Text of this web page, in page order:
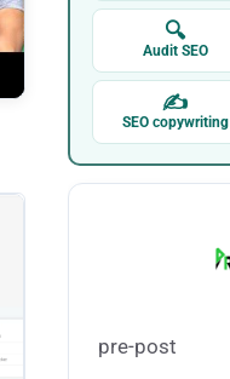
🔍
Audit SEO
✍
SEO copywriting
pre-post